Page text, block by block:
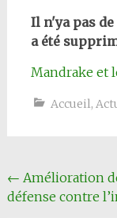
Il n'ya pas
a été
Mandrake et
Accueil,
Navigation
Article
← Amélioration
défense contre